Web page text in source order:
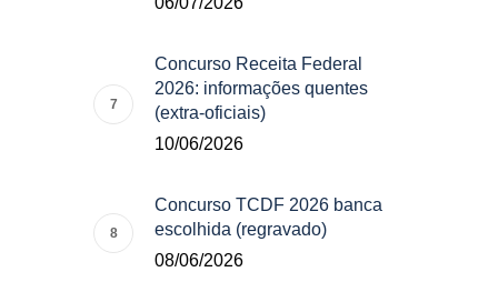
Concurso Receita Federal
2026: informações quentes
(extra-oficiais)
10/06/2026
Concurso TCDF 2026 banca
escolhida (regravado)
08/06/2026